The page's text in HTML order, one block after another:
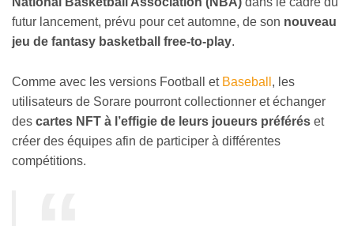
futur lancement, prévu pour cet automne, de son nouveau
jeu de fantasy basketball free-to-play.
Comme avec les versions Football et Baseball , les
utilisateurs de Sorare pourront collectionner et échanger
des cartes NFT à l’effigie de leurs joueurs préférés et
créer des équipes afin de participer à différentes
compétitions.